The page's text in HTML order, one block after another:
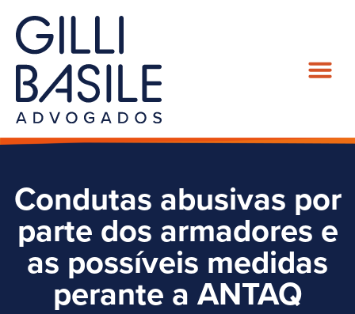
Condutas abusivas por
parte dos armadores e
as possíveis medidas
perante a ANTAQ